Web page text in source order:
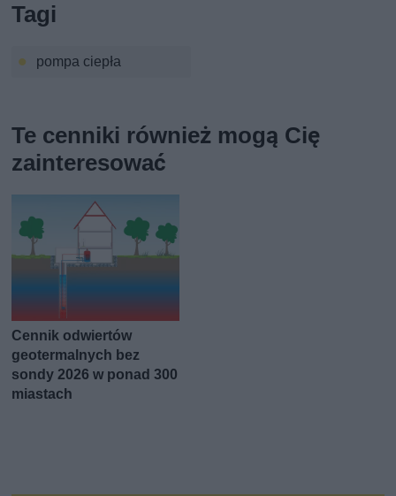
Tagi
pompa ciepła
Te cenniki również mogą Cię
zainteresować
Cennik odwiertów
geotermalnych bez
sondy 2026 w ponad 300
miastach